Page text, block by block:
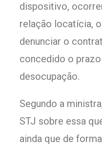
dispositivo,
relação locatícia,
denunciar o
concedido o
desocupação.
Segundo a
STJ sobre essa
ainda que de